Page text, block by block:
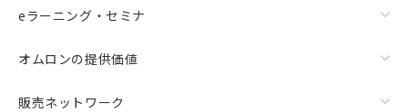
eラーニング・セミナ
オムロンの提供価値
販売ネットワーク